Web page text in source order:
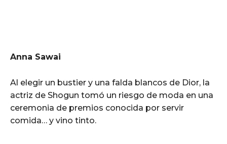
Anna Sawai
Al elegir un bustier y una falda blancos de Dior, la
actriz de Shogun tomó un riesgo de moda en una
ceremonia de premios conocida por servir
comida… y vino tinto.